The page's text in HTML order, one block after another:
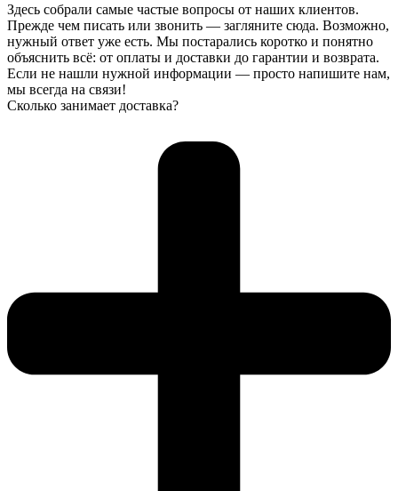
Здесь собрали самые частые вопросы от наших клиентов.
Прежде чем писать или звонить — загляните сюда. Возможно,
нужный ответ уже есть. Мы постарались коротко и понятно
объяснить всё: от оплаты и доставки до гарантии и возврата.
Если не нашли нужной информации — просто напишите нам,
мы всегда на связи!
Сколько занимает доставка?